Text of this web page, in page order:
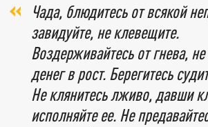
Чада, блюдитесь от всякой
завидуйте, не клевещите.
Воздерживайтесь от гнева,
денег в рост. Берегитесь
Не клянитесь лживо, давши
исполняйте ее. Не